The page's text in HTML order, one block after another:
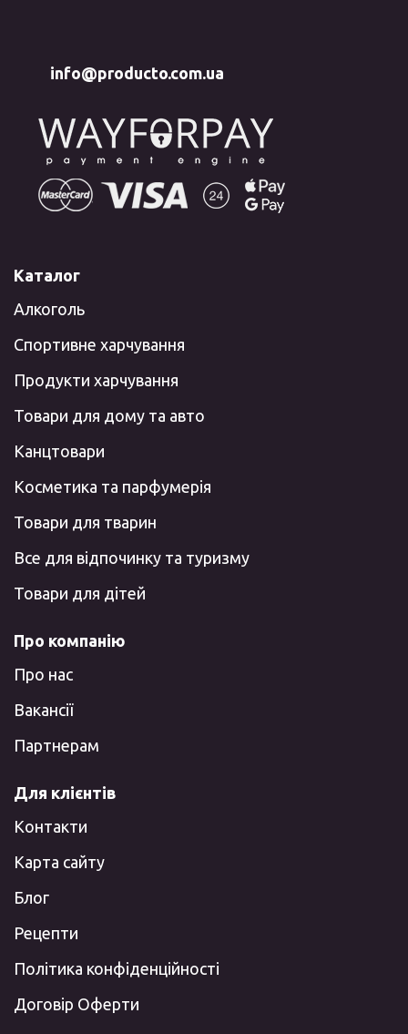
info@producto.com.ua
Каталог
Алкоголь
Спортивне харчування
Продукти харчування
Товари для дому та авто
Канцтовари
Косметика та парфумерія
Товари для тварин
Все для відпочинку та туризму
Товари для дітей
Про компанію
Про нас
Вакансії
Партнерам
Для клієнтів
Контакти
Карта сайту
Блог
Рецепти
Політика конфіденційності
Договір Оферти